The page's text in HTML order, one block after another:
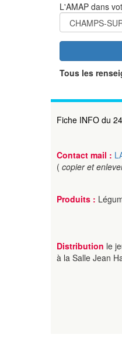
L'AMAP dans
Tous les
Fiche INFO du
Contact mail :
( copier et
Produits :
Distribution le
à la Salle Jean